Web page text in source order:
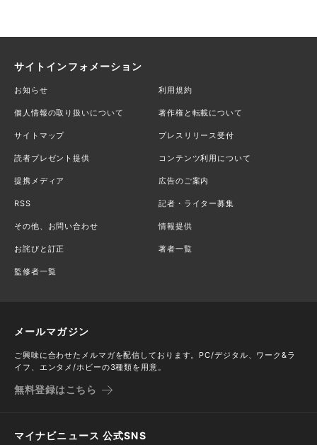
サイトインフォメーション
お知らせ 利用規約
個人情報の取り扱いについて 著作権と転載について
サイトマップ プレスリリース受付
読者プレゼント提供 コンテンツ利用について
提携メディア 広告のご案内
RSS 記者・ライター募集
その他、お問い合わせ 情報提供
お詫びと訂正 著者一覧
監修者一覧
メールマガジン
ご興味に合わせたメルマガを配信しております。PC/デジタル、ワーク&ラ
イフ、エンタメ/ホビーの3種類を用意。
無料登録はこちら
マイナビニュース 公式SNS